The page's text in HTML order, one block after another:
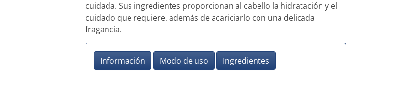
cuidada. Sus ingredientes proporcionan al cabello la hidratación y el
cuidado que requiere, además de acariciarlo con una delicada
fragancia.
Información Modo de uso Ingredientes